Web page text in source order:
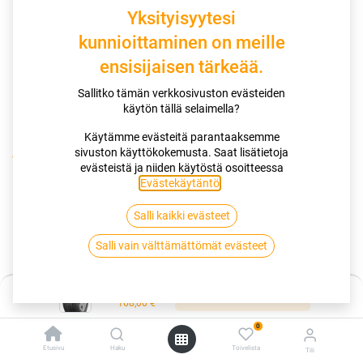
168,00€
Etusivu Haku
0
Toivelista Tili
Kauppa
195/55R16 91V GOODYEAR EFFICIENTGRIP PERFORMANCE
195/55R16 91V GOODYEAR
EFFICIENTGRIP PERFORMANCE XL
EDT
4038526443427 Tuotekoodi:266251
Tällä tuotteella ei ole kelvollista yhdistelmää.
Yksityisyytesi
kunnioittaminen on meille
ensisijaisen tärkeää.
Sallitko tämän verkkosivuston evästeiden
käytön tällä selaimella?
Käytämme evästeitä parantaaksemme
sivuston käyttökokemusta. Saat lisätietoja
evästeistä ja niiden käytöstä osoitteessa
Evästekäytäntö
Salli kaikki evästeet
Salli vain välttämättömät evästeet